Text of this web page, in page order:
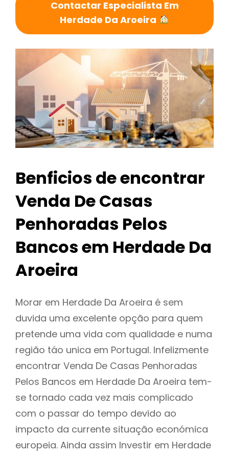
Contactar Especialista Em
Herdade Da Aroeira
Benficios de encontrar
Venda De Casas
Penhoradas Pelos
Bancos em Herdade Da
Aroeira
Morar em Herdade Da Aroeira é sem
duvida uma excelente opção para quem
pretende uma vida com qualidade e numa
região táo unica em Portugal. Infelizmente
encontrar Venda De Casas Penhoradas
Pelos Bancos em Herdade Da Aroeira tem-
se tornado cada vez mais complicado
com o passar do tempo devido ao
impacto da currente situação económica
europeia. Ainda assim Investir em Herdade